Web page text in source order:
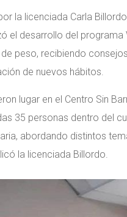
la licenciada Carla
el desarrollo del
peso, recibiendo
de nuevos hábitos.
lugar en el Centro Sin
35 personas dentro del
abordando distintos
la licenciada Billordo.